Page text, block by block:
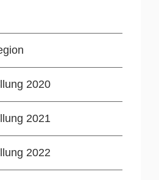
2020
2021
2022